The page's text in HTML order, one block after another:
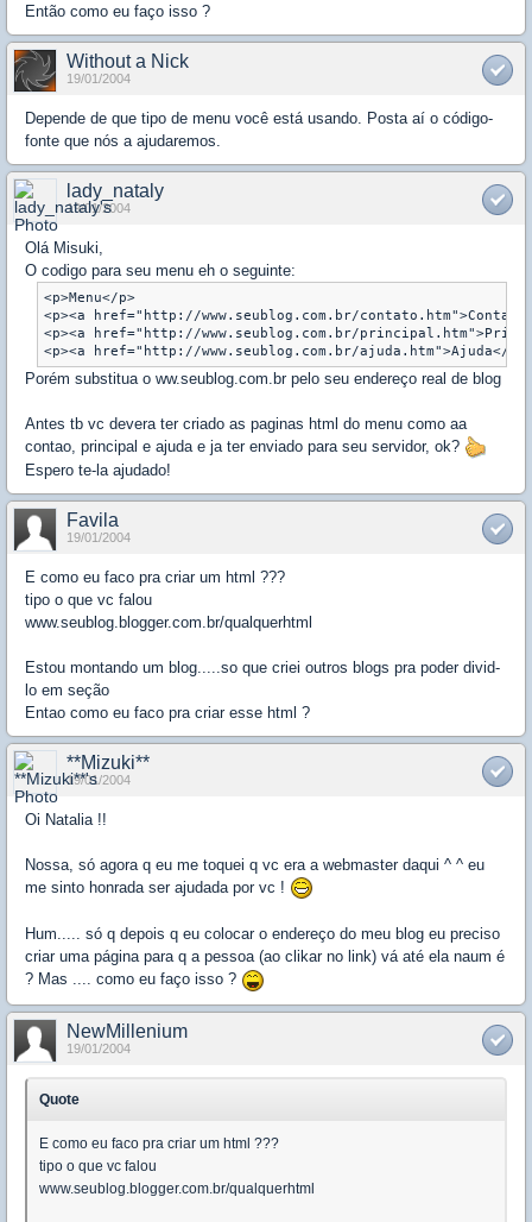
Então como eu faço isso ?
Without a Nick
19/01/2004
Depende de que tipo de menu você está usando. Posta aí o código-
fonte que nós a ajudaremos.
lady_nataly
19/01/2004
Olá Misuki,
O codigo para seu menu eh o seguinte:
<p>Menu</p>
<p><a href="http://www.seublog.com.br/contato.htm">Contato
<p><a href="http://www.seublog.com.br/
<p><a href="http://www.seublog.com.br/ajuda.htm">Ajuda</
Porém substitua o ww.seublog.com.br pelo seu endereço real de blog
Antes tb vc devera ter criado as paginas html do menu como aa
contao, principal e ajuda e ja ter enviado para seu servidor, ok?
Espero te-la ajudado!
Favila
19/01/2004
E como eu faco pra criar um html ???
tipo o que vc falou
www.seublog.blogger.com.br/qualquerhtml
Estou montando um blog.....so que criei outros blogs pra poder divid-
lo em seção
Entao como eu faco pra criar esse html ?
**Mizuki**
19/01/2004
Oi Natalia !!
Nossa, só agora q eu me toquei q vc era a webmaster daqui ^ ^ eu
me sinto honrada ser ajudada por vc !
Hum..... só q depois q eu colocar o endereço do meu blog eu preciso
criar uma página para q a pessoa (ao clikar no link) vá até ela naum é
? Mas .... como eu faço isso ?
NewMillenium
19/01/2004
Quote
E como eu faco pra criar um html ???
tipo o que vc falou
www.seublog.blogger.com.br/qualquerhtml